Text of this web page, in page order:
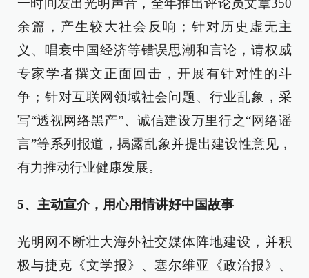
一时间发出光明声音，全年推出评论员文章350
余篇，产生较大社会反响；针对历史虚无主
义、唱衰中国经济等错误思潮和言论，请权威
专家学者撰文正面回击，开展有针对性的斗
争；针对互联网领域社会问题、行业乱象，采
写“透视网络黑产”、诚信建设万里行之“网络谣
言”等系列报道，揭露乱象并提出建设性意见，
有力推动行业健康发展。
5、主动宣介，用心用情讲好中国故事
光明网不断壮大海外社交媒体阵地建设，并积
极与捷克《文学报》、塞尔维亚《政治报》、